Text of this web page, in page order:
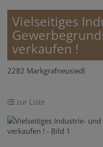
Vielseitiges
verkaufen !
2282 Markgrafneusiedl
zur Liste